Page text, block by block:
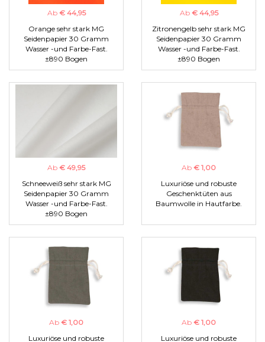
Ab € 44,95
Orange sehr stark MG
Seidenpapier 30 Gramm
Wasser -und Farbe-Fast.
±890 Bogen
Ab € 44,95
Zitronengelb sehr stark MG
Seidenpapier 30 Gramm
Wasser -und Farbe-Fast.
±890 Bogen
Ab € 49,95
Schneeweiß sehr stark MG
Seidenpapier 30 Gramm
Wasser -und Farbe-Fast.
±890 Bogen
Ab € 1,00
Luxuriöse und robuste
Geschenktüten aus
Baumwolle in Hautfarbe.
Ab € 1,00
Luxuriöse und robuste
Ab € 1,00
Luxuriöse und robuste